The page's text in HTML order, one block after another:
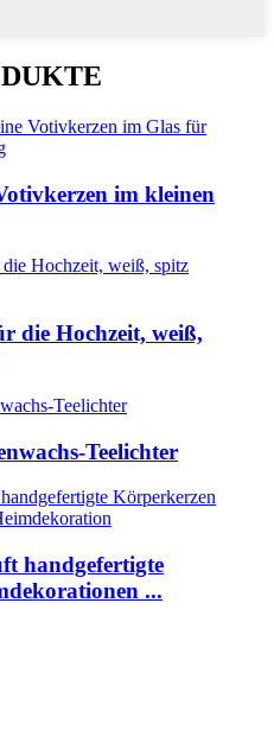
im kleinen
die Hochzeit, weiß,
Teelichter
handgefertigte
...